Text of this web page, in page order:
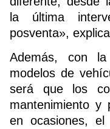
la última
posventa»,
Además, con
modelos de
será que los
mantenimiento y
en ocasiones,